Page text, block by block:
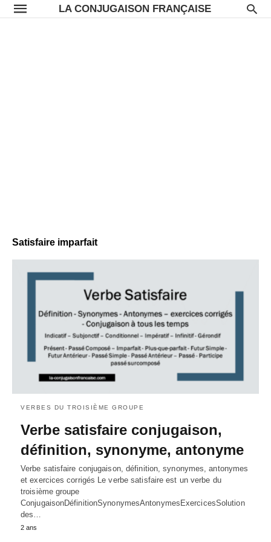
LA CONJUGAISON FRANÇAISE
Satisfaire imparfait
VERBES DU TROISIÈME GROUPE
Verbe satisfaire conjugaison,
définition, synonyme, antonyme
Verbe satisfaire conjugaison, définition, synonymes, antonymes
et exercices corrigés Le verbe satisfaire est un verbe du
troisième groupe
ConjugaisonDéfinitionSynonymesAntonymesExercicesSolution
des…
2 ans